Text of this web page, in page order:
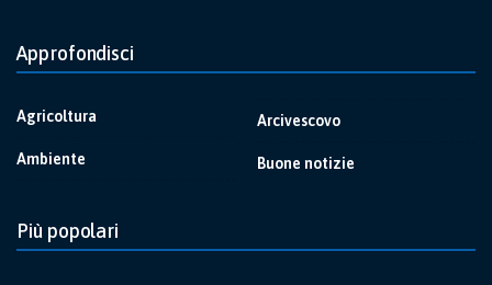
Approfondisci
Agricoltura
Ambiente
Arcivescovo
Buone notizie
Più popolari